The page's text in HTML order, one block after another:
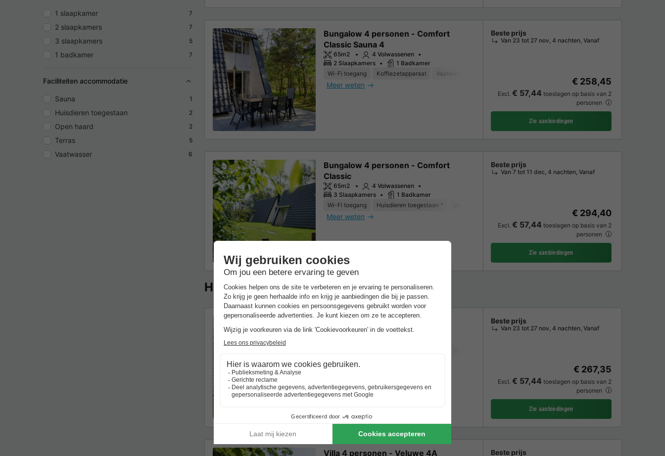
1 slaapkamer 7
2 slaapkamers 7
3 slaapkamers 5
1 badkamer 7
Faciliteiten accommodatie
Sauna 1
Huisdieren toegestaan 2
Open haard 2
Terras 5
Vaatwasser 6
Bungalow 4 personen - Comfort
Classic Sauna 4
65m2
4 Volwassenen
2 Slaapkamers
1 Badkamer
Wi-Fi toegang
Koffiezetapparaat Vaatwasser
Meer weten
Beste prijs
Van 23 tot 27 nov, 4 nachten, Vanaf
€ 258,45
Excl. € 57,44 toeslagen op basis van 2
personen
Zie aanbiedingen
Bungalow 4 personen - Comfort
Classic
65m2
4 Volwassenen
3 Slaapkamers
1 Badkamer
Wi-Fi toegang
Huisdieren toegestaan *
Meer weten
Beste prijs
Van 7 tot 11 dec, 4 nachten, Vanaf
€ 294,40
Excl. € 57,44 toeslagen op basis van 2
personen
Zie aanbiedingen
Huis / Villa
Villa 4 personen - Veluwe 4B
65m2
4 Volwassenen
Meer weten
Beste prijs
Van 23 tot 27 nov, 4 nachten, Vanaf
€ 267,35
Excl. € 57,44 toeslagen op basis van 2
personen
Zie aanbiedingen
Villa 4 personen - Veluwe 4A Beste prijs